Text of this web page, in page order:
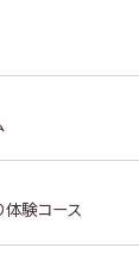
験コース